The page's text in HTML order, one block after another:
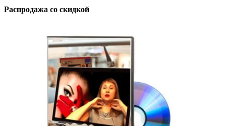
Распродажа со скидкой